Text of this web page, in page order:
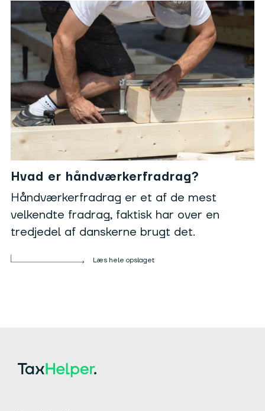
Hvad er håndværkerfradrag?
Håndværkerfradrag er et af de mest
velkendte fradrag, faktisk har over en
tredjedel af danskerne brugt det.
Læs hele opslaget